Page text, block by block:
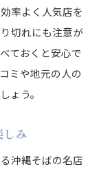
率よく人気店を
切れにも注意が
ておくと安心で
ミや地元の人の
ょう。
しみ
沖縄そばの名店